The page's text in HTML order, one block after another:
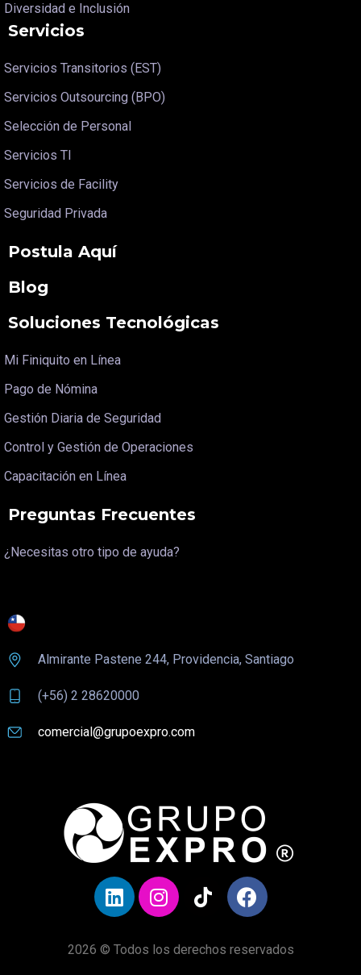
Diversidad e Inclusión
Servicios
Servicios Transitorios (EST)
Servicios Outsourcing (BPO)
Selección de Personal
Servicios TI
Servicios de Facility
Seguridad Privada
Postula Aquí
Blog
Soluciones Tecnológicas
Mi Finiquito en Línea
Pago de Nómina
Gestión Diaria de Seguridad
Control y Gestión de Operaciones
Capacitación en Línea
Preguntas Frecuentes
¿Necesitas otro tipo de ayuda?
Almirante Pastene 244, Providencia, Santiago
(+56) 2 28620000
comercial@grupoexpro.com
2026 © Todos los derechos reservados